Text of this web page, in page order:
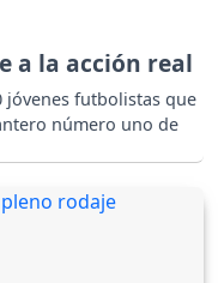
a la acción real
jóvenes futbolistas que
número uno de